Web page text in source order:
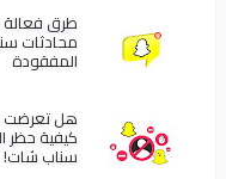
طرق فعالة
محادثات
المفقودة
هل تعرضت
كيفية حظر
سناب شات!